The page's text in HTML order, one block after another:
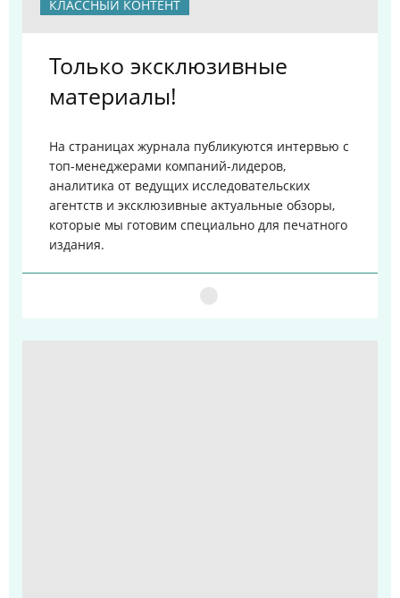
КЛАССНЫЙ КОНТЕНТ
Только эксклюзивные
материалы!
На страницах журнала публикуются интервью с
топ-менеджерами компаний-лидеров,
аналитика от ведущих исследовательских
агентств и эксклюзивные актуальные обзоры,
которые мы готовим специально для печатного
издания.